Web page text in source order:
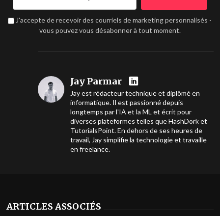
J'accepte de recevoir des courriels de marketing personnalisés -
vous pouvez vous désabonner à tout moment.
Jay Parmar
Jay est rédacteur technique et diplômé en
informatique. Il est passionné depuis
longtemps par l'IA et la ML et écrit pour
diverses plateformes telles que HashDork et
TutorialsPoint. En dehors de ses heures de
travail, Jay simplifie la technologie et travaille
en freelance.
ARTICLES ASSOCIÉS